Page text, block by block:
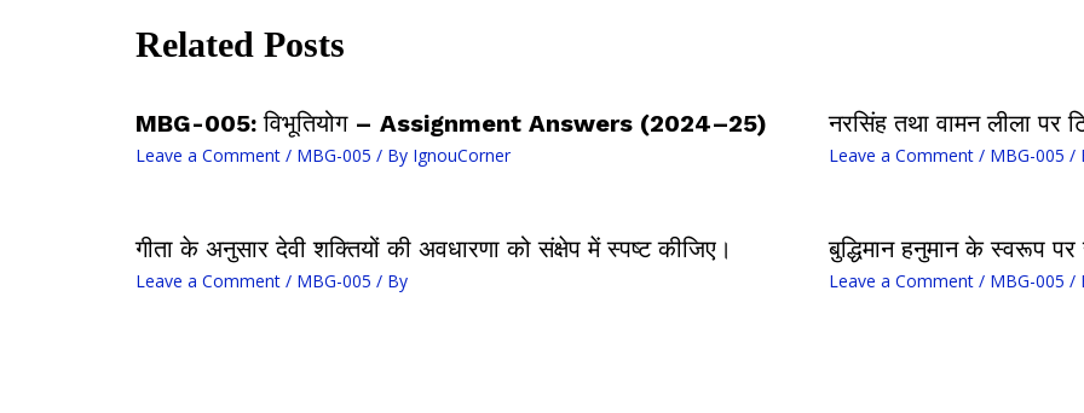
Related Posts
MBG-005: विभूतियोग – Assignment Answers (2024–25)
Leave a Comment / MBG-005 / By IgnouCorner
नरसिंह तथा वामन लीला पर
Leave a Comment / MBG-005 /
गीता के अनुसार देवी शक्तियों की अवधारणा को संक्षेप में स्पष्ट कीजिए।
Leave a Comment / MBG-005 / By
बुद्धिमान हनुमान के स्वरूप
Leave a Comment / MBG-005 /